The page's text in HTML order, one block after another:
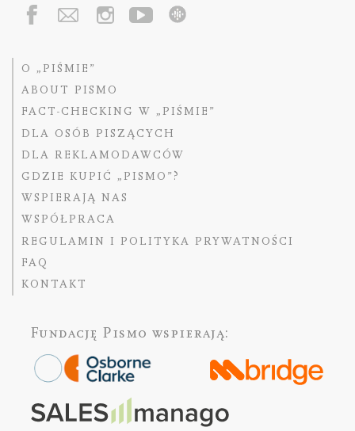
O „PIŚMIE”
ABOUT PISMO
FACT-CHECKING W „PIŚMIE”
DLA OSÓB PISZĄCYCH
DLA REKLAMODAWCÓW
GDZIE KUPIĆ „PISMO”?
WSPIERAJĄ NAS
WSPÓŁPRACA
REGULAMIN I POLITYKA PRYWATNOŚCI
FAQ
KONTAKT
Fundację Pismo wspierają: